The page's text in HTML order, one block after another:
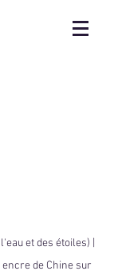
et des étoiles) |
de Chine sur